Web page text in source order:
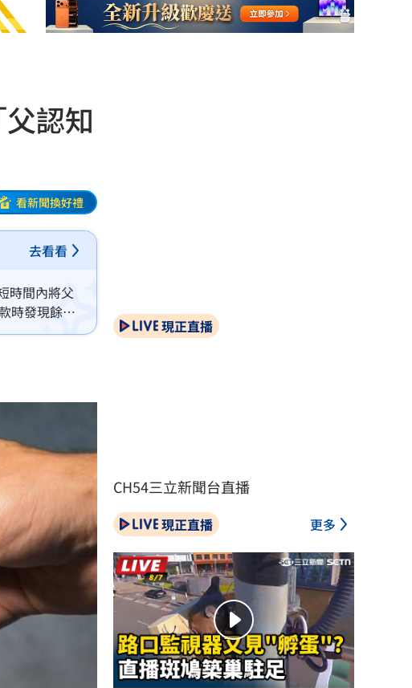
認知
看新聞換好禮
去看看
時間內將父
時發現餘額
況。
現正直播
CH54三立新聞台直播
現正直播 更多